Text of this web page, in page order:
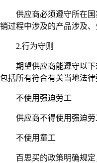
供应商必须遵守所在国家
销过程中涉及的产品涉及
2.行为守则
期望供应商能遵守以下
包括所有符合有关当地法律
不使用强迫劳工
供应商不得使用强迫劳
不使用童工
百思买的政策明确规定，